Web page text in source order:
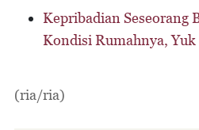
Kepribadian Seseorang
Kondisi Rumahnya, Yuk
(ria/ria)